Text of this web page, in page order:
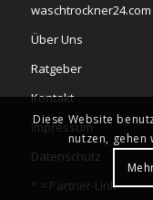
waschtrockner24.com
Über Uns
Ratgeber
Kontakt
Impressum
Datenschutz
* = Partner-Link
Diese Website
nutzen, gehen